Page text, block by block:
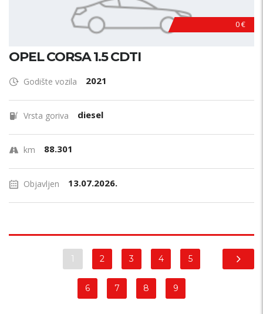
0 €
OPEL CORSA 1.5 CDTI
Godište vozila 2021
Vrsta goriva diesel
km 88.301
Objavljen 13.07.2026.
1 2 3 4 5
6 7 8 9